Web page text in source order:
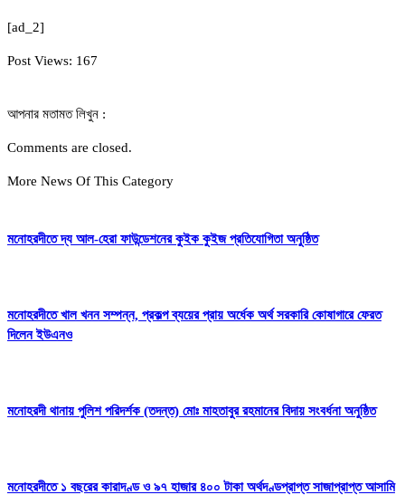
[ad_2]
Post Views: 167
আপনার মতামত লিখুন :
Comments are closed.
More News Of This Category
মনোহরদীতে দ্য আল-হেরা ফাউন্ডেশনের কুইক কুইজ প্রতিযোগিতা অনুষ্ঠিত
মনোহরদীতে খাল খনন সম্পন্ন, প্রকল্প ব্যয়ের প্রায় অর্ধেক অর্থ সরকারি কোষাগারে ফেরত
দিলেন ইউএনও
মনোহরদী থানায় পুলিশ পরিদর্শক (তদন্ত) মোঃ মাহতাবুর রহমানের বিদায় সংবর্ধনা অনুষ্ঠিত
মনোহরদীতে ১ বছরের কারাদণ্ড ও ৯৭ হাজার ৪০০ টাকা অর্থদণ্ডপ্রাপ্ত সাজাপ্রাপ্ত আসামি